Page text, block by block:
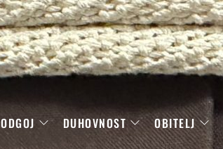
ODGOJ DUHOVNOST OBITELJ